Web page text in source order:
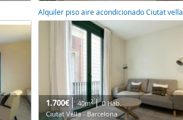
Alquiler piso aire acondicionado Ciutat vella
1.700€ 40m2
0 Hab.
Ciutat Vella - Barcelona